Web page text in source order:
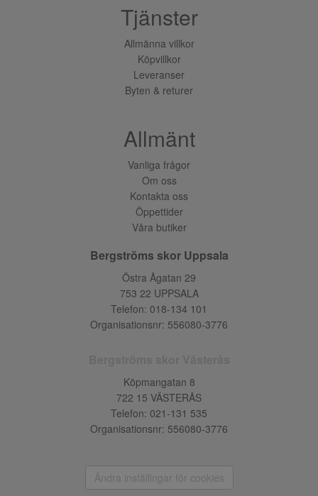
Tjänster
Allmänna villkor
Köpvillkor
Leveranser
Byten & returer
Allmänt
Vanliga frågor
Om oss
Kontakta oss
Öppettider
Våra butiker
Bergströms skor Uppsala
Östra Ågatan 29
753 22 UPPSALA
Telefon: 018-134 101
Organisationsnr: 556080-3776
Köpmangatan 8
722 15 VÄSTERÅS
Telefon: 021-131 535
Organisationsnr: 556080-3776
Ändra inställingar för cookies